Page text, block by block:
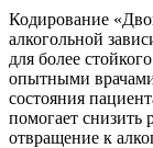
Кодирование
алкогольной
для более
опытными
состояния
помогает снизить
отвращение к